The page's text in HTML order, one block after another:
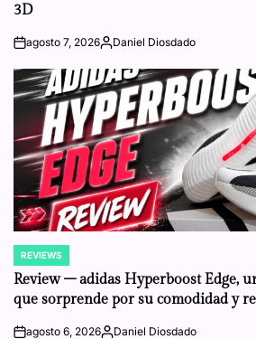
3D
onagosto 7, 2026Posted
Daniel Diosdado
POSTED
IN
REVIEWS
Review – adidas Hyperboost Edge,
que sorprende por su comodidad y
agosto 6, 2026 Daniel Diosdado